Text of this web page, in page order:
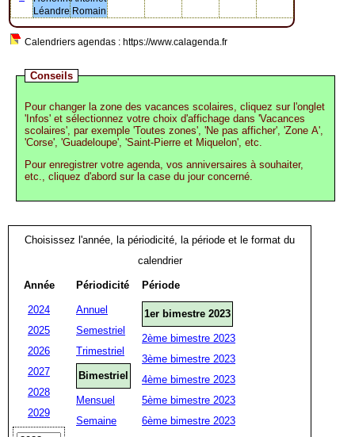
Léandre Romain
Calendriers agendas : https://www.calagenda.fr
Conseils
Pour changer la zone des vacances scolaires, cliquez sur l'onglet
'Infos' et sélectionnez votre choix d'affichage dans 'Vacances
scolaires', par exemple 'Toutes zones', 'Ne pas afficher', 'Zone A',
'Corse', 'Guadeloupe', 'Saint-Pierre et Miquelon', etc.
Pour enregistrer votre agenda, vos anniversaires à souhaiter,
etc., cliquez d'abord sur la case du jour concerné.
Choisissez l'année, la périodicité, la période et le format du
calendrier
Année
2024
2025
2026
2027
2028
2029
Périodicité
Annuel
Semestriel
Trimestriel
Bimestriel
Mensuel
Semaine
Période
1er bimestre 2023
2ème bimestre 2023
3ème bimestre 2023
4ème bimestre 2023
5ème bimestre 2023
6ème bimestre 2023